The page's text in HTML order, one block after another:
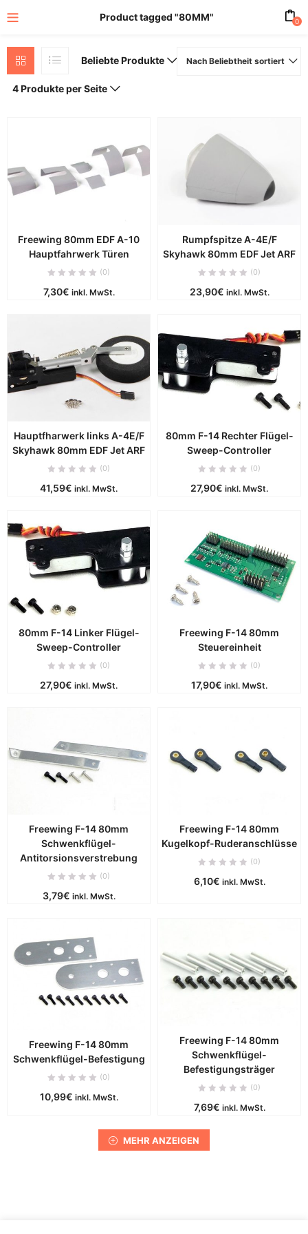
Product tagged "80MM" 0
Beliebte Produkte Nach Beliebtheit sortiert
4 Produkte per Seite
Freewing 80mm EDF A-10
Hauptfahrwerk Türen
(0)
7,30€ inkl. MwSt.
Rumpfspitze A-4E/F
Skyhawk 80mm EDF Jet ARF
(0)
23,90€ inkl. MwSt.
Hauptfharwerk links A-4E/F
Skyhawk 80mm EDF Jet ARF
(0)
41,59€ inkl. MwSt.
80mm F-14 Rechter Flügel-
Sweep-Controller
(0)
27,90€ inkl. MwSt.
80mm F-14 Linker Flügel-
Sweep-Controller
(0)
27,90€ inkl. MwSt.
Freewing F-14 80mm
Steuereinheit
(0)
17,90€ inkl. MwSt.
Freewing F-14 80mm
Schwenkflügel-
Antitorsionsverstrebung
(0)
3,79€ inkl. MwSt.
Freewing F-14 80mm
Kugelkopf-Ruderanschlüsse
(0)
6,10€ inkl. MwSt.
Freewing F-14 80mm
Schwenkflügel-Befestigung
(0)
10,99€ inkl. MwSt.
Freewing F-14 80mm
Schwenkflügel-
Befestigungsträger
(0)
7,69€ inkl. MwSt.
MEHR ANZEIGEN